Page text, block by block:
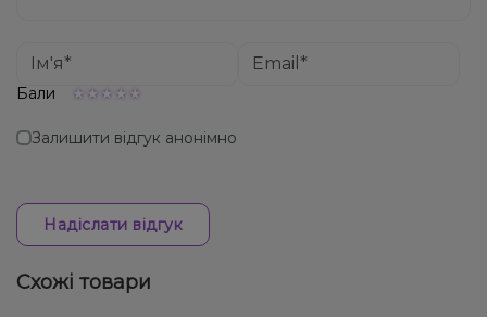
Бали
Залишити відгук анонімно
Надіслати відгук
Схожі товари